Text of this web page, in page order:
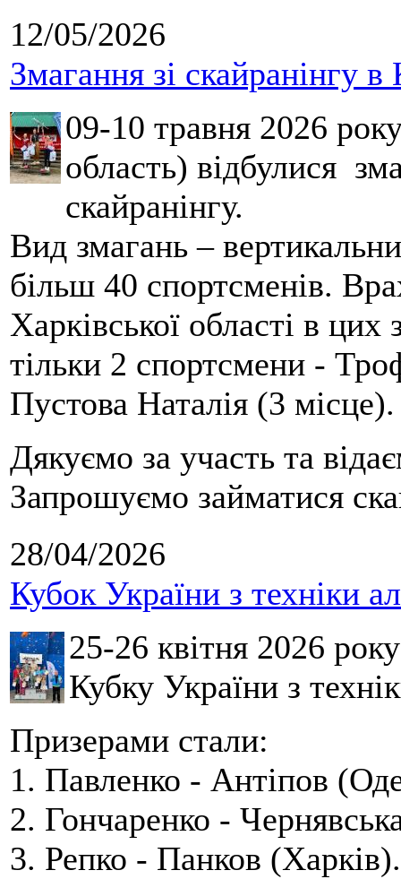
12/05/2026
Змагання зі скайранінгу в
09-10 травня 2026
область) відбулися
скайранінгу.
Вид змагань –
більш 40 спортсменів.
Харківської області в
тільки 2 спортсмени -
Пустова Наталія (3 місце).
Дякуємо за участь та
Запрошуємо займатися
28/04/2026
Кубок України з техніки
25-26 квітня 2026
Кубку України з
Призерами стали:
1. Павленко - Антіпов
2. Гончаренко -
3. Репко - Панков (Харків).